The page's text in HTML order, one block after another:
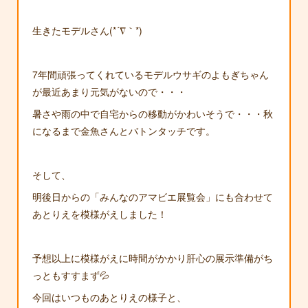
生きたモデルさん(*´∇｀*)
7年間頑張ってくれているモデルウサギのよもぎちゃん
が最近あまり元気がないので・・・
暑さや雨の中で自宅からの移動がかわいそうで・・・秋
になるまで金魚さんとバトンタッチです。
そして、
明後日からの「みんなのアマビエ展覧会」にも合わせて
あとりえを模様がえしました！
予想以上に模様がえに時間がかかり肝心の展示準備がち
っともすすまず💦
今回はいつものあとりえの様子と、